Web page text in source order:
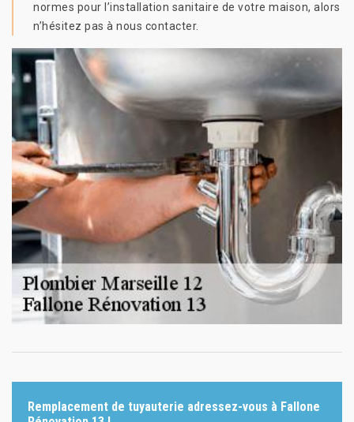
normes pour l’installation sanitaire de votre maison, alors
n’hésitez pas à nous contacter.
Remplacement de tuyauterie adressez-vous à Fallone